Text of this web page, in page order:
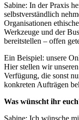
Sabine: In der Praxis
selbstverständlich
Organisationen
Werkzeuge und der
bereitstellen – offen
Ein Beispiel: unsere
Hier stellen wir
Verfügung, die sonst
konkreten Aufträgen
Was wünscht ihr
Sabine: Ich wünsche